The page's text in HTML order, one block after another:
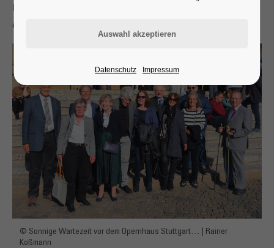
erstellen.
© Sonnige Wartezeit vor dem Opernhaus Stuttgart… | Rainer
Koßmann
Datenschutz Impressum